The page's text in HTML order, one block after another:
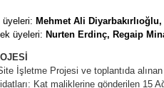
üyeleri: Mehmet Ali
üyeleri: Nurten Erdinç, Regaip
İşletme Projesi ve toplantıda
Kat maliklerine gönderilen 15